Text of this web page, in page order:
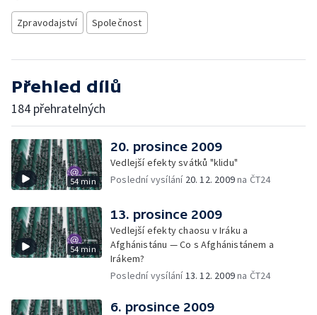
Zpravodajství Společnost
Přehled dílů
184 přehratelných
54 min
20. prosince 2009
Vedlejší efekty svátků "klidu"
Poslední vysílání 20. 12. 2009na ČT24
54 min
13. prosince 2009
Vedlejší efekty chaosu v Iráku a
Afghánistánu — Co s Afghánistánem a
Irákem?
Poslední vysílání13. 12. 2009na ČT24
6. prosince 2009